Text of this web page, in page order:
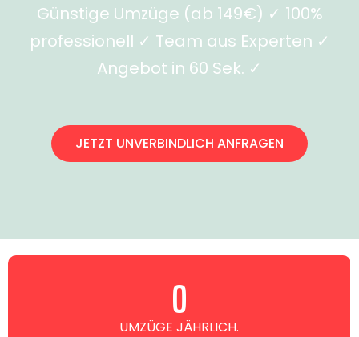
Günstige Umzüge (ab 149€) ✓ 100%
professionell ✓ Team aus Experten ✓
Angebot in 60 Sek. ✓
JETZT UNVERBINDLICH ANFRAGEN
UMZÜGE JÄHRLICH.
0